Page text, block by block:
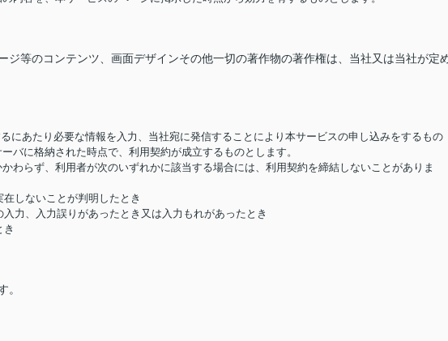
ジ等のコンテンツ、画面デザインその他一切の著作物の著作権は、当社又は当社が定
にあたり必要な情報を入力、当社宛に発信することにより本サービスの申し込みをするもの
バに格納された時点で、利用契約が成立するものとします。
わらず、利用者が次のいずれかに該当する場合には、利用契約を締結しないことがありま
しないことが判明したとき
力、入力誤りがあったとき又は入力もれがあったとき
。